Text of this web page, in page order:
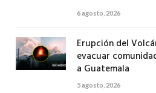
6 agosto, 2026
Erupción del
evacuar
a Guatemala
5 agosto, 2026